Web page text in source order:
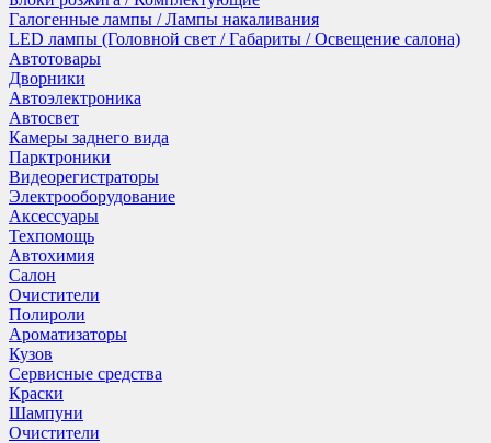
Галогенные лампы / Лампы накаливания
LED лампы (Головной свет / Габариты / Освещение салона)
Автотовары
Дворники
Автоэлектроника
Автосвет
Камеры заднего вида
Парктроники
Видеорегистраторы
Электрооборудование
Аксессуары
Техпомощь
Автохимия
Салон
Очистители
Полироли
Ароматизаторы
Кузов
Сервисные средства
Краски
Шампуни
Очистители